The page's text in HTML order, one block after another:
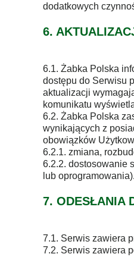
dodatkowych
6.
6.1. Żabka Polska
dostępu do Serwisu
aktualizacji
komunikatu
6.2. Żabka Polska
wynikających z
obowiązków
6.2.1. zmiana,
6.2.2. dostosowanie
lub oprogramowania).
7. ODESŁANIA
7.1. Serwis zawiera
7.2. Serwis zawiera